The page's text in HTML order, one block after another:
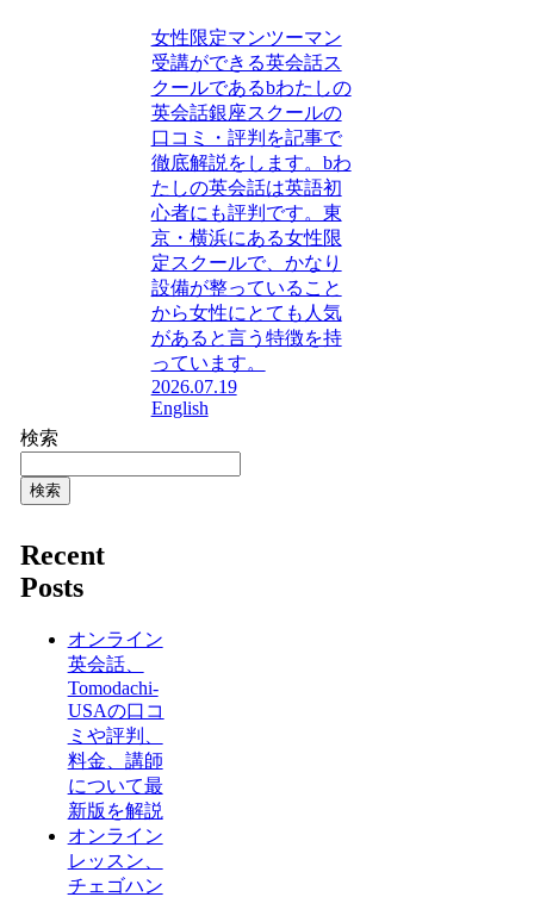
女性限定マンツーマン
受講ができる英会話ス
クールであるbわたしの
英会話銀座スクールの
口コミ・評判を記事で
徹底解説をします。bわ
たしの英会話は英語初
心者にも評判です。東
京・横浜にある女性限
定スクールで、かなり
設備が整っていること
から女性にとても人気
があると言う特徴を持
っています。
2026.07.19
English
検索
検索
Recent
Posts
オンライン
英会話、
Tomodachi-
USAの口コ
ミや評判、
料金、講師
について最
新版を解説
オンライン
レッスン、
チェゴハン